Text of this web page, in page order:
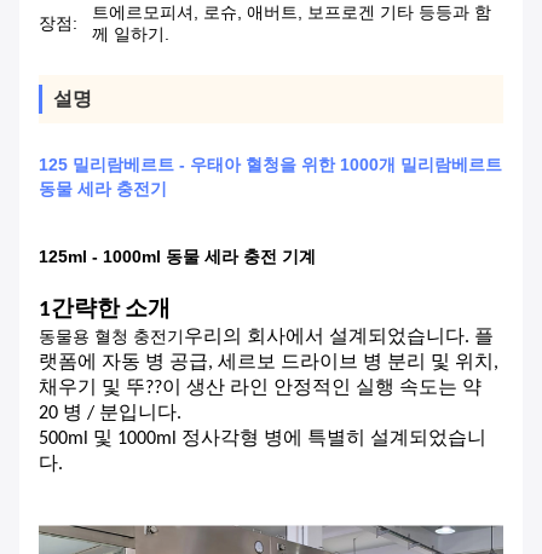
장점:
트에르모피셔, 로슈, 애버트, 보프로겐 기타 등등과 함
께 일하기.
설명
125 밀리람베르트 - 우태아 혈청을 위한 1000개 밀리람베르트
동물 세라 충전기
125ml - 1000ml 동물 세라 충전 기계
1간략한 소개
동물용 혈청 충전기우리의 회사에서 설계되었습니다. 플
랫폼에 자동 병 공급, 세르보 드라이브 병 분리 및 위치,
채우기 및 뚜??이 생산 라인 안정적인 실행 속도는 약
20 병 / 분입니다.
500ml 및 1000ml 정사각형 병에 특별히 설계되었습니
다.